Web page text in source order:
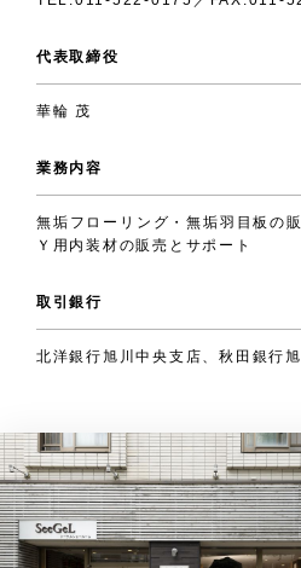
代表取締役
華輪 茂
業務内容
無垢フローリング・無垢羽目板の
Ｙ用内装材の販売とサポート
取引銀行
北洋銀行旭川中央支店、秋田銀行